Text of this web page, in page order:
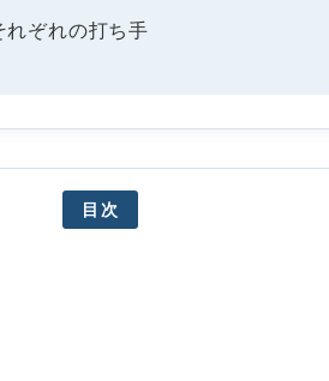
れぞれの打ち手
目次